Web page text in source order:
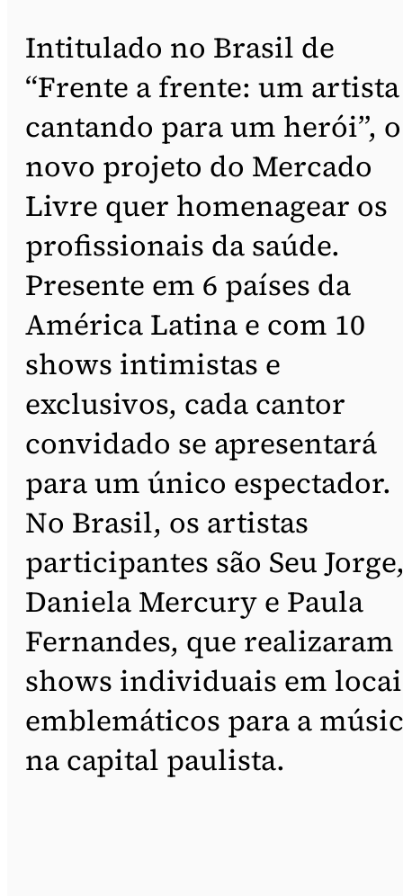
Intitulado no Brasil de
“Frente a frente: um artista
cantando para um herói”, o
novo projeto do Mercado
Livre quer homenagear os
profissionais da saúde.
Presente em 6 países da
América Latina e com 10
shows intimistas e
exclusivos, cada cantor
convidado se apresentará
para um único espectador.
No Brasil, os artistas
participantes são Seu
Daniela Mercury e Paula
Fernandes, que realizaram
shows individuais em
emblemáticos para a
na capital paulista.